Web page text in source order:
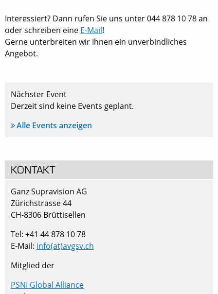
Nächster Event
Derzeit sind keine Events geplant.
Alle Events anzeigen
Interessiert? Dann rufen Sie uns unter 044 878 10 78 an
oder schreiben eine E-Mail!
Gerne unterbreiten wir Ihnen ein unverbindliches
Angebot.
KONTAKT
Ganz Supravision AG
Zürichstrasse 44
CH-8306 Brüttisellen
Tel: +41 44 878 10 78
E-Mail: info(at)avgsv.ch
Mitglied der
PSNI Global Alliance